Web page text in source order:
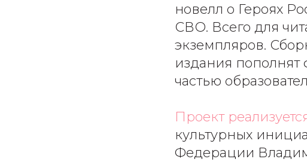
новелл о Героях
СВО. Всего для
экземпляров.
издания пополнят
частью
Проект
культурных
Федерации